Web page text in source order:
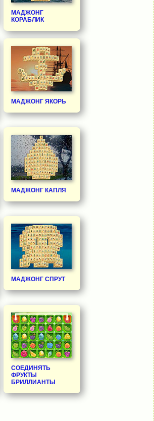
МАДЖОНГ
КОРАБЛИК
МАДЖОНГ ЯКОРЬ
МАДЖОНГ КАПЛЯ
МАДЖОНГ СПРУТ
СОЕДИНЯТЬ
ФРУКТЫ
БРИЛЛИАНТЫ